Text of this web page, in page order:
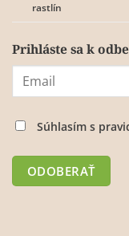
rastlín
Prihláste sa k
Súhlasím s